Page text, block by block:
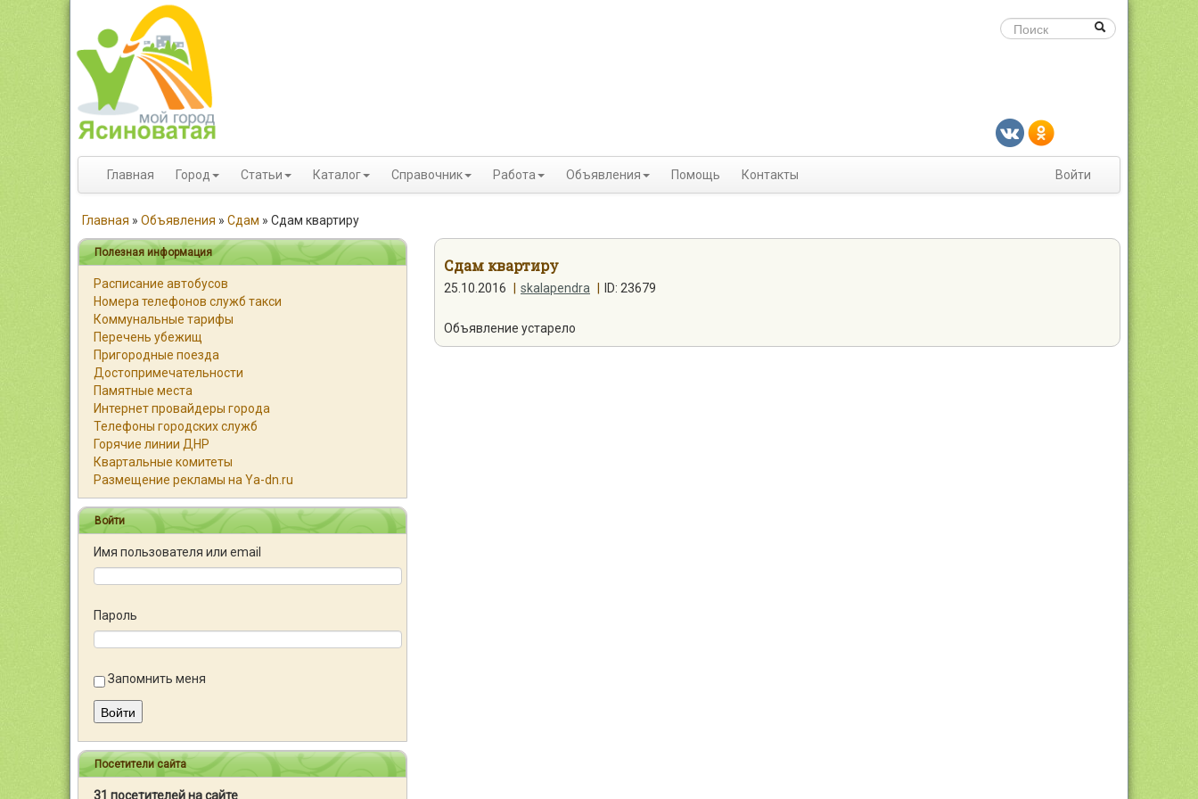
Главная Город Статьи Каталог Справочник Работа Объявления Помощь Контакты Войти
Главная » Объявления » Сдам » Сдам квартиру
Полезная информация
Расписание автобусов
Номера телефонов служб такси
Коммунальные тарифы
Перечень убежищ
Пригородные поезда
Достопримечательности
Памятные места
Интернет провайдеры города
Телефоны городских служб
Горячие линии ДНР
Квартальные комитеты
Размещение рекламы на Ya-dn.ru
Войти
Имя пользователя или email
Пароль
Запомнить меня
Войти
Посетители сайта
31 посетителей на сайте
Сдам квартиру
25.10.2016 skalapendra ID: 23679
Объявление устарело